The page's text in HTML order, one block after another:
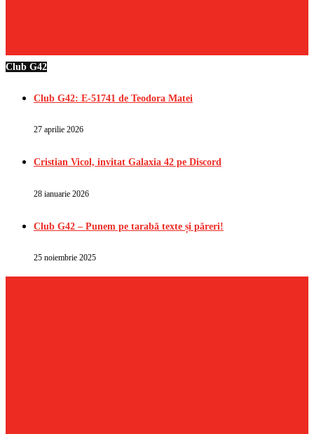
Club G42
Club G42: E-51741 de Teodora Matei
27 aprilie 2026
Cristian Vicol, invitat Galaxia 42 pe Discord
28 ianuarie 2026
Club G42 – Punem pe tarabă texte și păreri!
25 noiembrie 2025